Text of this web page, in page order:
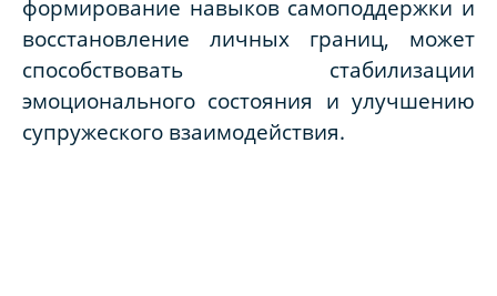
формирование навыков самоподдержки и
восстановление личных границ, может
способствовать стабилизации
эмоционального состояния и улучшению
супружеского взаимодействия.